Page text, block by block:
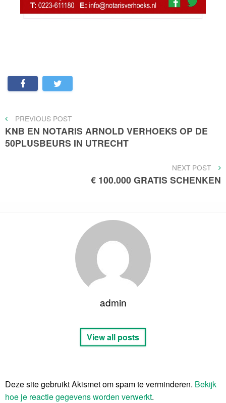
Bericht
navigatie
PREVIOUS
POST
PREVIOUS POST
KNB EN NOTARIS ARNOLD VERHOEKS OP DE
50PLUSBEURS IN UTRECHT
NEXT
POST
NEXT POST
€ 100.000 GRATIS SCHENKEN
admin
View all posts
Deze site gebruikt Akismet om spam te verminderen. Bekijk
hoe je reactie gegevens worden verwerkt.